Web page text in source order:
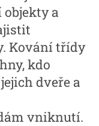
a
Kování třídy
kdo
dveře a
vniknutí.